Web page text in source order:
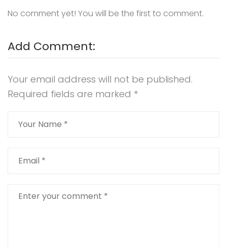
No comment yet! You will be the first to comment.
Add Comment:
Your email address will not be published.
Required fields are marked *